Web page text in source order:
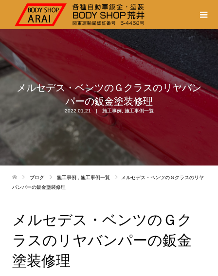
メルセデス・ベンツのＧクラスのリヤバン
パーの鈑金塗装修理
2022.01.21 施工事例 施工事例一覧
ブログ 施工事例 施工事例一覧
メルセデス・ベンツのＧクラスのリヤ
バンパーの鈑金塗装修理
メルセデス・ベンツのＧク
ラスのリヤバンパーの鈑金
塗装修理